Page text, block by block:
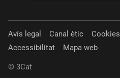
Avís legal Canal ètic Cookies
Accessibilitat
Mapa web
© 3Cat